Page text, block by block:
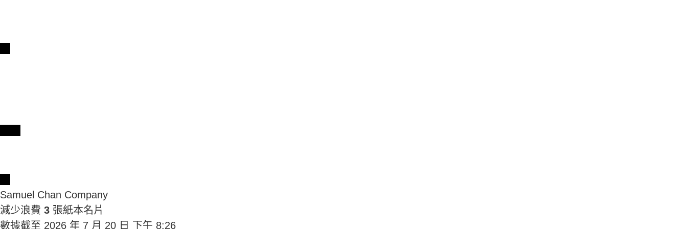
Samuel Chan Company
減少浪費 3 張紙本名片
數據截至 2026 年 7 月 20 日 下午 8:26